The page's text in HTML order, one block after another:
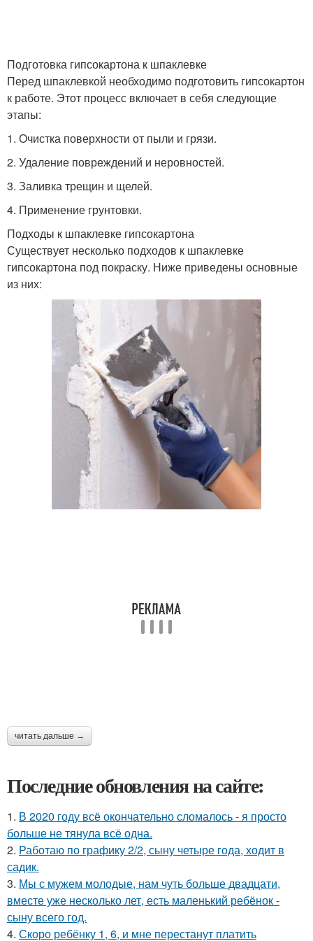
Подготовка гипсокартона к шпаклевке
Перед шпаклевкой необходимо подготовить гипсокартон
к работе. Этот процесс включает в себя следующие
этапы:
1. Очистка поверхности от пыли и грязи.
2. Удаление повреждений и неровностей.
3. Заливка трещин и щелей.
4. Применение грунтовки.
Подходы к шпаклевке гипсокартона
Существует несколько подходов к шпаклевке
гипсокартона под покраску. Ниже приведены основные
из них:
читать дальше →
Последние обновления на сайте:
1. В 2020 году всё окончательно сломалось - я просто
больше не тянула всё одна.
2. Работаю по графику 2/2, сыну четыре года, ходит в
садик.
3. Мы с мужем молодые, нам чуть больше двадцати,
вместе уже несколько лет, есть маленький ребёнок -
сыну всего год.
4. Скоро ребёнку 1, 6, и мне перестанут платить